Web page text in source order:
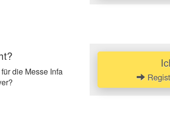
die Messe Infa